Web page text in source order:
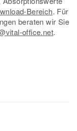
Bereich. Für
beraten wir Sie
office.net.